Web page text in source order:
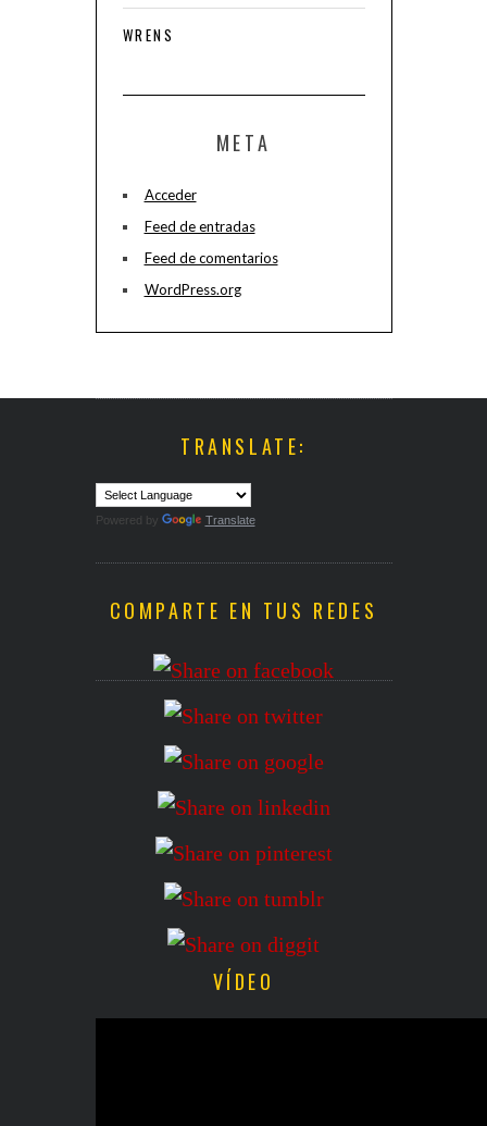
WRENS
META
Acceder
Feed de entradas
Feed de comentarios
WordPress.org
TRANSLATE:
Powered by Translate
COMPARTE EN TUS REDES
VÍDEO